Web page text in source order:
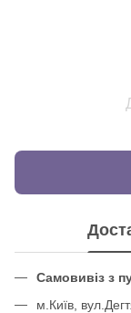
Самовивіз з
м.Київ,